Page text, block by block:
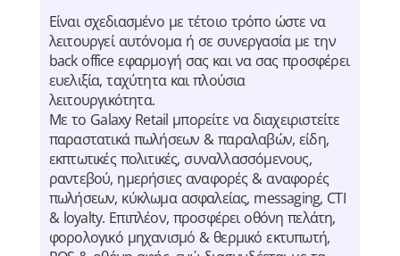
Είναι σχεδιασμένο με τέτοιο τρόπο ώστε να
λειτουργεί αυτόνομα ή σε συνεργασία με την
back office εφαρμογή σας και να σας προσφέρει
ευελιξία, ταχύτητα και πλούσια
λειτουργικότητα.
Με το Galaxy Retail μπορείτε να διαχειριστείτε
παραστατικά πωλήσεων & παραλαβών, είδη,
εκπτωτικές πολιτικές, συναλλασσόμενους,
ραντεβού, ημερήσιες αναφορές & αναφορές
πωλήσεων, κύκλωμα ασφαλείας, messaging, CTI
& loyalty. Επιπλέον, προσφέρει οθόνη πελάτη,
φορολογικό μηχανισμό & θερμικό εκτυπωτή,